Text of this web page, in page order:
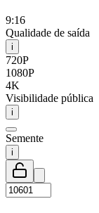
9:16
Qualidade de saída
i
720P
1080P
4K
Visibilidade pública
i
Semente
i